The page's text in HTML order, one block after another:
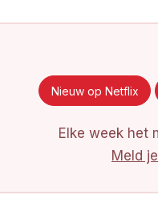
Nieuw op Netflix
Elke week het
Meld